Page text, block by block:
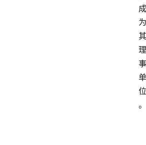
成
为
其
理
事
单
位
。